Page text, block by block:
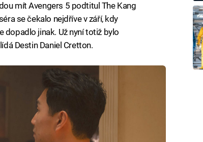
mít Avengers 5 podtitul The Kang
se čekalo nejdříve v září, kdy
dopadlo jinak. Už nyní totiž bylo
Destin Daniel Cretton.